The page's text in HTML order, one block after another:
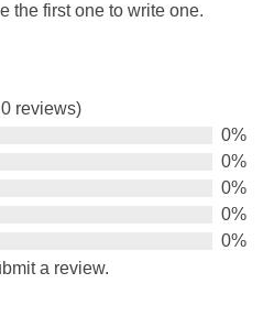
the first one to write one.
reviews)
0%
0%
0%
0%
0%
a review.